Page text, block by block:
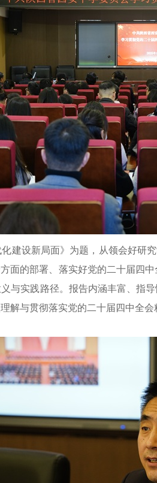
建设新局面》为题，从领会好研
面的部署、落实好党的二十届四
与实践路径。报告内涵丰富、指
理解与贯彻落实党的二十届四中全会